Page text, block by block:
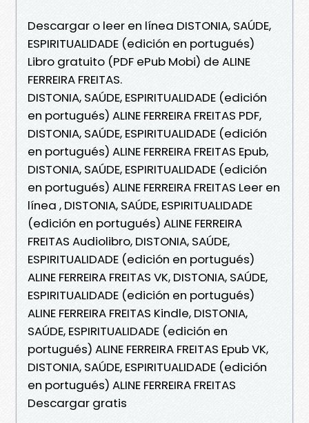
Descargar o leer en línea DISTONIA, SAÚDE,
ESPIRITUALIDADE (edición en portugués)
Libro gratuito (PDF ePub Mobi) de ALINE
FERREIRA FREITAS.
DISTONIA, SAÚDE, ESPIRITUALIDADE (edición
en portugués) ALINE FERREIRA FREITAS PDF,
DISTONIA, SAÚDE, ESPIRITUALIDADE (edición
en portugués) ALINE FERREIRA FREITAS Epub,
DISTONIA, SAÚDE, ESPIRITUALIDADE (edición
en portugués) ALINE FERREIRA FREITAS Leer en
línea , DISTONIA, SAÚDE, ESPIRITUALIDADE
(edición en portugués) ALINE FERREIRA
FREITAS Audiolibro, DISTONIA, SAÚDE,
ESPIRITUALIDADE (edición en portugués)
ALINE FERREIRA FREITAS VK, DISTONIA, SAÚDE,
ESPIRITUALIDADE (edición en portugués)
ALINE FERREIRA FREITAS Kindle, DISTONIA,
SAÚDE, ESPIRITUALIDADE (edición en
portugués) ALINE FERREIRA FREITAS Epub VK,
DISTONIA, SAÚDE, ESPIRITUALIDADE (edición
en portugués) ALINE FERREIRA FREITAS
Descargar gratis